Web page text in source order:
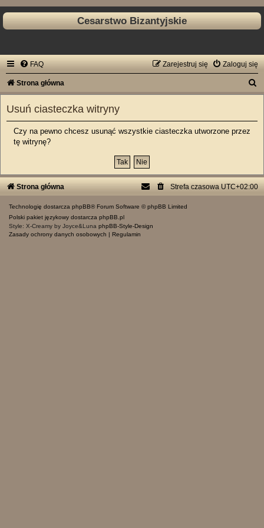
Cesarstwo Bizantyjskie
FAQ Zaloguj się
Zarejestruj się
Strona główna
Usuń ciasteczka witryny
Czy na pewno chcesz usunąć wszystkie ciasteczka utworzone przez
tę witrynę?
Strona główna Strefa czasowa UTC+02:00
Technologię dostarcza phpBB® Forum Software © phpBB Limited
Polski pakiet językowy dostarcza phpBB.pl
Style: X-Creamy by Joyce&Luna phpBB-Style-Design
Zasady ochrony danych osobowych | Regulamin